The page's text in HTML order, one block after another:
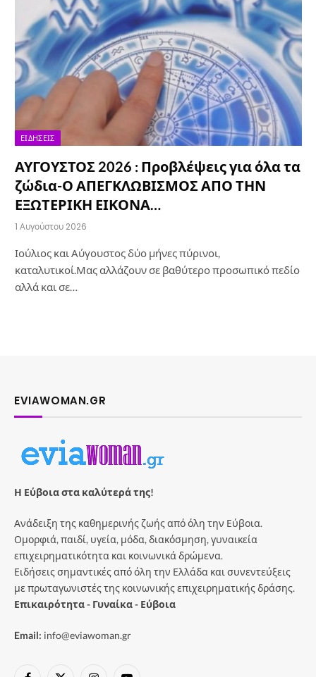
ΕΙΔΉΣΕΙΣ
ΑΥΓΟΥΣΤΟΣ 2026 : Προβλέψεις για όλα τα
ζώδια-Ο ΑΠΕΓΚΛΩΒΙΣΜΟΣ ΑΠΟ ΤΗΝ
ΕΞΩΤΕΡΙΚΗ ΕΙΚΟΝΑ…
1 Αυγούστου 2026
Ιούλιος και Αύγουστος δύο μήνες πύρινοι,
καταλυτικοί.Μας αλλάζουν σε βαθύτερο προσωπικό πεδίο
αλλά και σε…
EVIAWOMAN.GR
Η Εύβοια στα καλύτερά της!
Ανάδειξη της καθημερινής ζωής από όλη την Εύβοια.
Ομορφιά, παιδί, υγεία, μόδα, διακόσμηση, γυναικεία
επιχειρηματικότητα και κοινωνικά δρώμενα.
Ειδήσεις σημαντικές από όλη την Ελλάδα και συνεντεύξεις
με πρωταγωνιστές της κοινωνικής επιχειρηματικής δράσης.
Επικαιρότητα - Γυναίκα - Εύβοια
Email: info@eviawoman.gr